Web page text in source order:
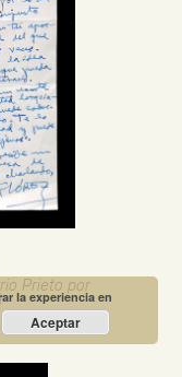
Prieto por
la experiencia en
Aceptar